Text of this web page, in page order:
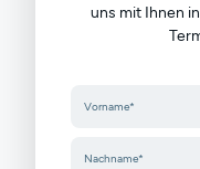
uns mit Ihnen